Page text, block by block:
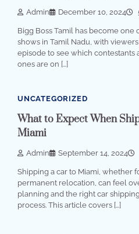
Admin December 10, 2024
Bigg Boss Tamil has become
shows in Tamil Nadu, with
episode to see which contestants
ones are on […]
UNCATEGORIZED
What to Expect When
Miami
Admin September 14, 2024
Shipping a car to Miami, whether
permanent relocation, can feel
planning and the right car
process. This article covers […]